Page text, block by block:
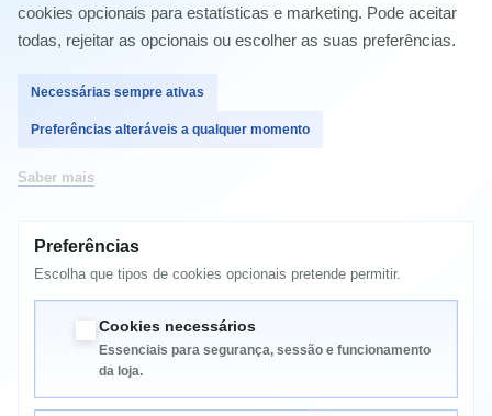
LaserJet 1200 Series
LaserJet 1220
LaserJet 3300
LaserJet 3320MFP
LaserJet 3330MFP
cookies opcionais para estatísticas e marketing. Pode aceitar
todas, rejeitar as opcionais ou escolher as suas preferências.
Necessárias sempre ativas
Preferências alteráveis a qualquer momento
Saber mais
Preferências
Escolha que tipos de cookies opcionais pretende permitir.
Cookies necessários
Essenciais para segurança, sessão e funcionamento
da loja.